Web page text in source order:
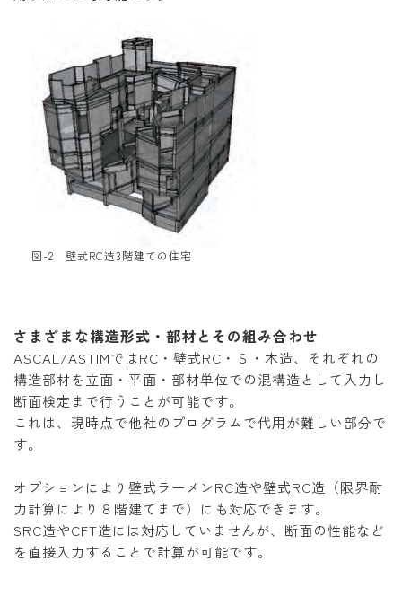
図-2 壁式RC造3階建ての住宅
さまざまな構造形式・部材とその組み合わせ
ASCAL/ASTIMではRC・壁式RC・Ｓ・木造、それぞれの
構造部材を立面・平面・部材単位での混構造として入力し
断面検定まで行うことが可能です。
これは、現時点で他社のプログラムで代用が難しい部分で
す。
オプションにより壁式ラーメンRC造や壁式RC造（限界耐
力計算により８階建てまで）にも対応できます。
SRC造やCFT造には対応していませんが、断面の性能など
を直接入力することで計算が可能です。